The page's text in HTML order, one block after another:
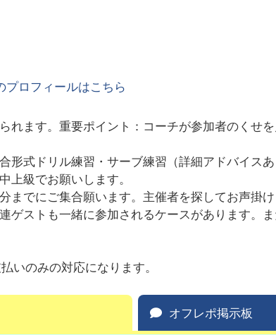
プロフィールはこちら
れます。重要ポイント：コーチが参加者のくせ
形式ドリル練習・サーブ練習（詳細アドバイス
上級でお願いします。
までにご集合願います。主催者を探してお声掛
ゲストも一緒に参加されるケースがあります。
いのみの対応になります。
オフレポ掲示板